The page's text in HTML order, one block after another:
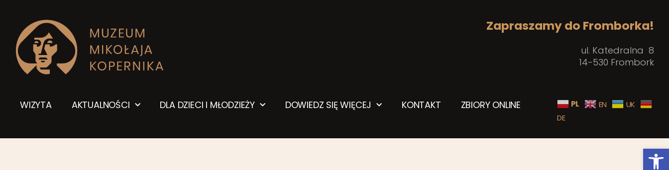
Open toolbar
Zapraszamy do Fromborka!
ul. Katedralna 8
14-530 Frombork
WIZYTA AKTUALNOŚCI DLA DZIECI I MŁODZIEŻY DOWIEDZ SIĘ WIĘCEJ KONTAKT ZBIORY ONLINE PL EN
UK
DE